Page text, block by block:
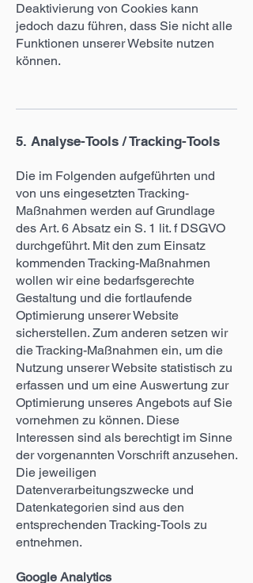
Deaktivierung von Cookies kann
jedoch dazu führen, dass Sie nicht alle
Funktionen unserer Website nutzen
können.
5. Analyse-Tools / Tracking-Tools
Die im Folgenden aufgeführten und
von uns eingesetzten Tracking-
Maßnahmen werden auf Grundlage
des Art. 6 Absatz ein S. 1 lit. f DSGVO
durchgeführt. Mit den zum Einsatz
kommenden Tracking-Maßnahmen
wollen wir eine bedarfsgerechte
Gestaltung und die fortlaufende
Optimierung unserer Website
sicherstellen. Zum anderen setzen wir
die Tracking-Maßnahmen ein, um die
Nutzung unserer Website statistisch zu
erfassen und um eine Auswertung zur
Optimierung unseres Angebots auf Sie
vornehmen zu können. Diese
Interessen sind als berechtigt im Sinne
der vorgenannten Vorschrift anzusehen.
Die jeweiligen
Datenverarbeitungszwecke und
Datenkategorien sind aus den
entsprechenden Tracking-Tools zu
entnehmen.
Google Analytics